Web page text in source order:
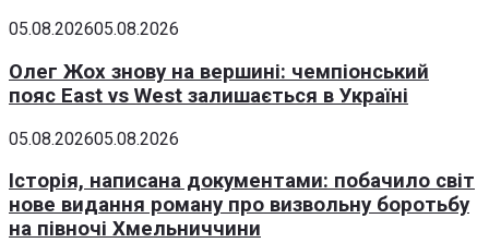
05.08.202605.08.2026
Олег Жох знову на вершині: чемпіонський
пояс East vs West залишається в Україні
05.08.202605.08.2026
Історія, написана документами: побачило світ
нове видання роману про визвольну боротьбу
на півночі Хмельниччини